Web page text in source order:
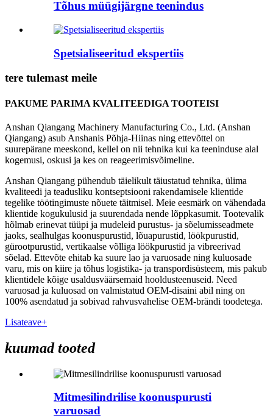
Tõhus müügijärgne teenindus
Spetsialiseeritud ekspertiis
tere tulemast meile
PAKUME PARIMA KVALITEEDIGA TOOTEISI
Anshan Qiangang Machinery Manufacturing Co., Ltd. (Anshan
Qiangang) asub Anshanis Põhja-Hiinas ning ettevõttel on
suurepärane meeskond, kellel on nii tehnika kui ka teeninduse alal
kogemusi, oskusi ja kes on reageerimisvõimeline.
Anshan Qiangang pühendub täielikult täiustatud tehnika, ülima
kvaliteedi ja teadusliku kontseptsiooni rakendamisele klientide
tegelike töötingimuste nõuete täitmisel. Meie eesmärk on vähendada
klientide kogukulusid ja suurendada nende lõppkasumit. Tootevalik
hõlmab erinevat tüüpi ja mudeleid purustus- ja sõelumisseadmete
jaoks, sealhulgas koonuspurustid, lõuapurustid, löökpurustid,
gürootpurustid, vertikaalse võlliga löökpurustid ja vibreerivad
sõelad. Ettevõte ehitab ka suure lao ja varuosade ning kuluosade
varu, mis on kiire ja tõhus logistika- ja transpordisüsteem, mis pakub
klientidele kõige usaldusväärsemaid hooldusteenuseid. Need
varuosad ja kuluosad on valmistatud OEM-disaini abil ning on
100% asendatud ja sobivad rahvusvahelise OEM-brändi toodetega.
Lisateave+
kuumad tooted
Mitmesilindrilise koonuspurusti
varuosad